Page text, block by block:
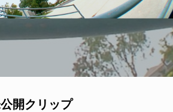
開クリップ